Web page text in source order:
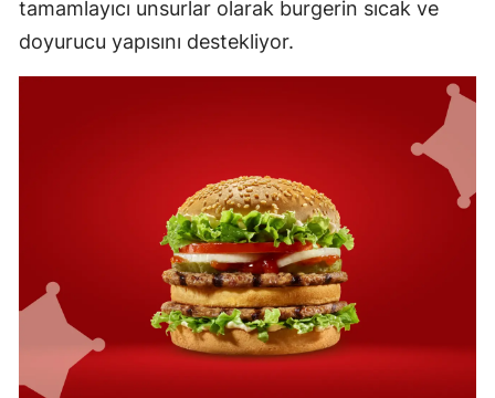
tamamlayıcı unsurlar olarak burgerin sıcak ve
doyurucu yapısını destekliyor.